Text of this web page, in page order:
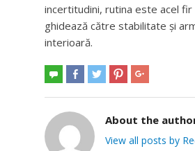
incertitudini, rutina este acel fir
ghidează către stabilitate și
interioară.
About the
View all posts by